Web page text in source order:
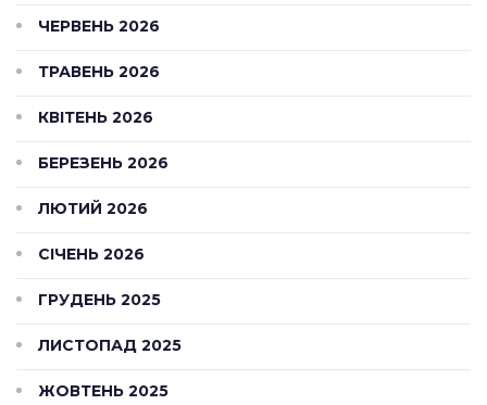
ЧЕРВЕНЬ 2026
ТРАВЕНЬ 2026
КВІТЕНЬ 2026
БЕРЕЗЕНЬ 2026
ЛЮТИЙ 2026
СІЧЕНЬ 2026
ГРУДЕНЬ 2025
ЛИСТОПАД 2025
ЖОВТЕНЬ 2025